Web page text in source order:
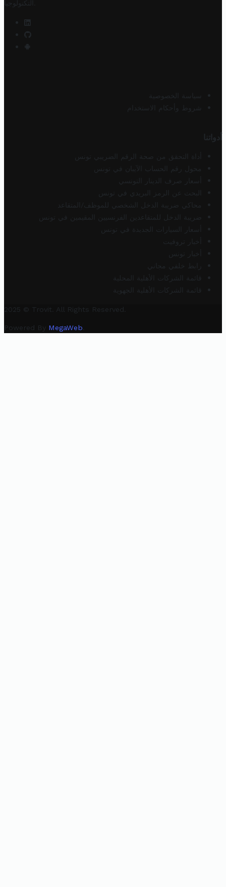
التكنولوجيا
سياسة الخصوصية
شروط وأحكام الاستخدام
أدواتنا
أداة التحقق من صحة الرقم الضريبي تونس
محول رقم الحساب الآيبان في تونس
أسعار صرف الدينار التونسي
البحث عن الرمز البريدي في تونس
محاكي ضريبة الدخل الشخصي للموظف/المتقاعد
ضريبة الدخل للمتقاعدين الفرنسيين المقيمين في تونس
أسعار السيارات الجديدة في تونس
أخبار تروفيت
أخبار تونس
رابط خلفي مجاني
قائمة الشركات الأهلية المحلية
قائمة الشركات الأهلية الجهوية
2025 © Trovit. All Rights Reserved.
Powered By MegaWeb